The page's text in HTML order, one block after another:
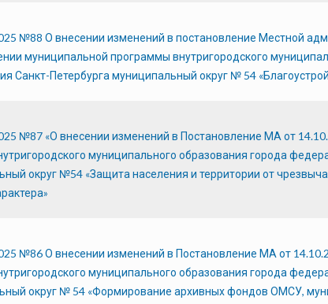
№88 О внесении изменений в постановление Местной
муниципальной программы внутригородского
Санкт-Петербурга муниципальный округ № 54
№87 «О внесении изменений в Постановление МА от
муниципального образования города
округ №54 «Защита населения и территории от
№86 О внесении изменений в Постановление МА от
муниципального образования города
округ № 54 «Формирование архивных фондов ОМСУ,